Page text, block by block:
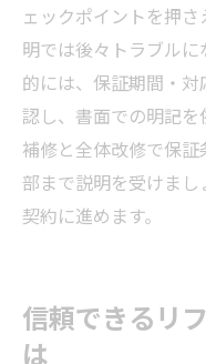
ェックポイントを押
明では後々トラブル
的には、保証期間・
認し、書面での明記
補修と全体改修で保
部まで説明を受けま
契約に進めます。
信頼できるリ
は